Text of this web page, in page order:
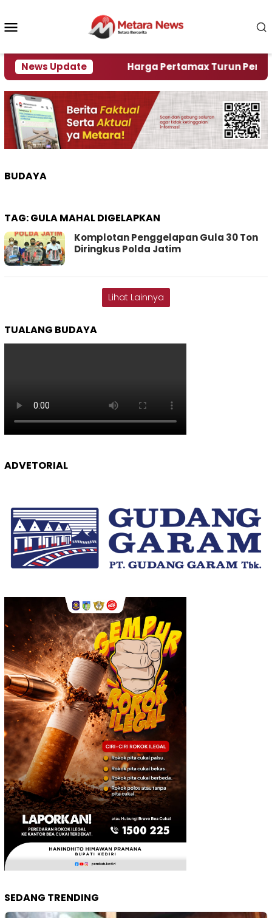
konten
News Update
Krisi Air Harga Pertamax Turun Per Hari
BUDAYA
TAG:GULA MAHAL DIGELAPKAN
Komplotan Penggelapan Gula 30 Ton
Diringkus Polda Jatim
Lihat Lainnya
TUALANG BUDAYA
ADVETORIAL
SEDANG TRENDING